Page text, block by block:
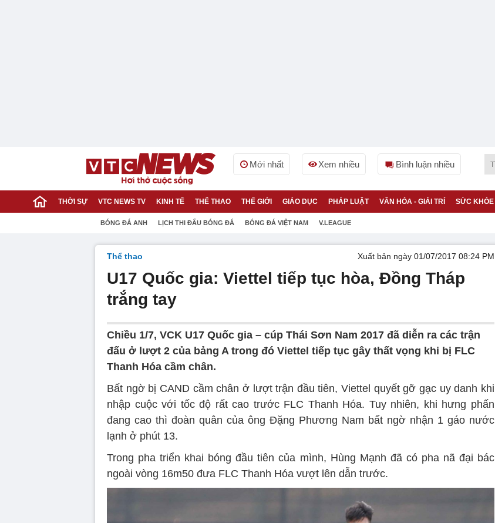
Mới nhất Xem nhiều Bình luận nhiều
THỜI SỰ VTC NEWS TV KINH TẾ THỂ THAO THẾ GIỚI GIÁO DỤC PHÁP LUẬT VĂN HÓA - GIẢI TRÍ SỨC KHỎE
BÓNG ĐÁ ANH LỊCH THI ĐẤU BÓNG ĐÁ BÓNG ĐÁ VIỆT NAM V.LEAGUE
Thể thao Xuất bản ngày 01/07/2017 08:24 PM
U17 Quốc gia: Viettel tiếp tục hòa, Đồng Tháp
trắng tay
Chiều 1/7, VCK U17 Quốc gia – cúp Thái Sơn Nam 2017 đã diễn ra các trận
đấu ở lượt 2 của bảng A trong đó Viettel tiếp tục gây thất vọng khi bị FLC
Thanh Hóa cầm chân.
Bất ngờ bị CAND cầm chân ở lượt trận đầu tiên, Viettel quyết gỡ gạc uy danh khi
nhập cuộc với tốc độ rất cao trước FLC Thanh Hóa. Tuy nhiên, khi hưng phấn
đang cao thì đoàn quân của ông Đặng Phương Nam bất ngờ nhận 1 gáo nước
lạnh ở phút 13.
Trong pha triển khai bóng đầu tiên của mình, Hùng Mạnh đã có pha nã đại bác
ngoài vòng 16m50 đưa FLC Thanh Hóa vượt lên dẫn trước.